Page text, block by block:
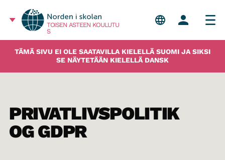
TOISEN ASTEEN KOULUTU
S
TÄMÄ SIVU EI OLE SAATAVILLA KIELELLÄ SUOMI JA SIKSI
SE NÄYTETÄÄN KIELELLÄ DANSK
PRIVATLIVSPOLITIK
OG GDPR